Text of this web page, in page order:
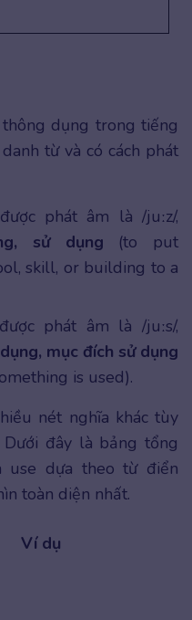
dụng trong tiếng
từ và có cách phát
phát âm là /juːz/,
sử dụng (to put
skill, or building to a
phát âm là /juːs/,
mục đích sử dụng
is used).
nét nghĩa khác tùy
đây là bảng tổng
use dựa theo từ điển
toàn diện nhất.
Ví dụ